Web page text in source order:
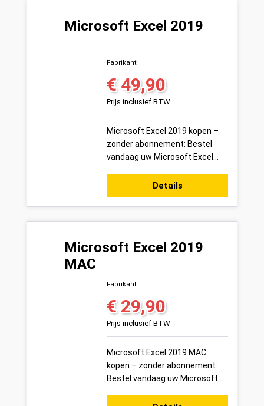
Microsoft Excel 2019
Fabrikant:
Normale prijs:
€ 49,90
Prijs inclusief BTW
Microsoft Excel 2019 kopen –
zonder abonnement: Bestel
vandaag uw Microsoft Excel
veilig online bij Variakeys.nl –
eenma...
Details
Microsoft Excel 2019
MAC
Fabrikant:
Normale prijs:
€ 29,90
Prijs inclusief BTW
Microsoft Excel 2019 MAC
kopen – zonder abonnement:
Bestel vandaag uw Microsoft